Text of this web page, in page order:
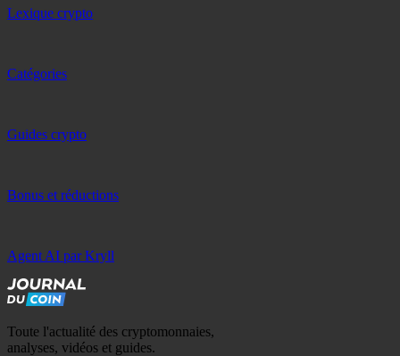
Lexique crypto
Catégories
Guides crypto
Bonus et réductions
Agent AI par Kryll
Toute l'actualité des cryptomonnaies,
analyses, vidéos et guides.